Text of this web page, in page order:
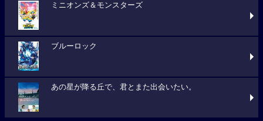
ミニオンズ＆モンスターズ
ブルーロック
あの星が降る丘で、君とまた出会いたい。